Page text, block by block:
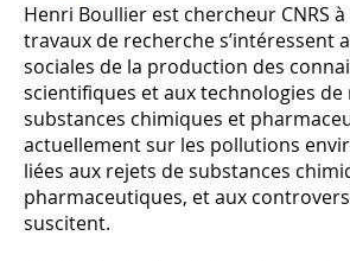
Henri Boullier est chercheur CNRS à
travaux de recherche s’intéressent
sociales de la production des
scientifiques et aux technologies
substances chimiques et
actuellement sur les pollutions
liées aux rejets de substances
pharmaceutiques, et aux
suscitent.